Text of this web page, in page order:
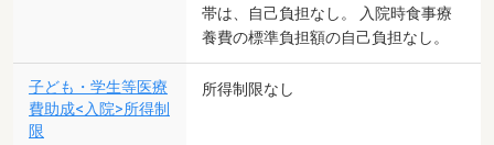
帯は、自己負担なし。 入院時食事療
養費の標準負担額の自己負担なし。
子ども・学生等医療
費助成<入院>所得制
限
所得制限なし